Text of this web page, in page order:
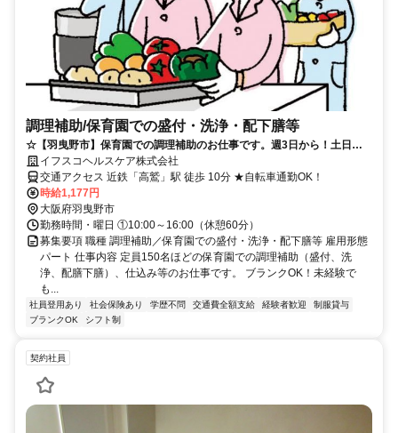
調理補助/保育園での盛付・洗浄・配下膳等
☆【羽曳野市】保育園での調理補助のお仕事です。週3日から！土日、
祝休みです！☆（3176）
イフスコヘルスケア株式会社
交通アクセス 近鉄「高鷲」駅 徒歩 10分 ★自転車通勤OK！
時給1,177円
大阪府羽曳野市
勤務時間・曜日 ①10:00～16:00（休憩60分）
募集要項 職種 調理補助／保育園での盛付・洗浄・配下膳等 雇用形態
パート 仕事内容 定員150名ほどの保育園での調理補助（盛付、洗
浄、配膳下膳）、仕込み等のお仕事です。 ブランクOK！未経験で
も...
社員登用あり 社会保険あり 学歴不問 交通費全額支給 経験者歓迎
制服貸与
ブランクOK
シフト制
契約社員